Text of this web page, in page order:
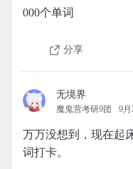
000个单词
分享
无境界
魔鬼营考研9团 9
万万没想到，现在起
词打卡。